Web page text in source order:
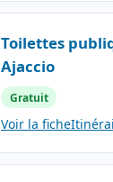
Toilettes
Ajaccio
Gratuit
Voir la fiche